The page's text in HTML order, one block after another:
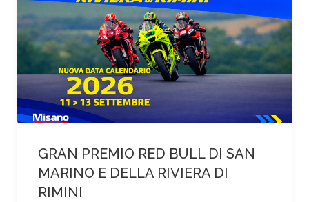
GRAN PREMIO RED BULL DI SAN
MARINO E DELLA RIVIERA DI
RIMINI